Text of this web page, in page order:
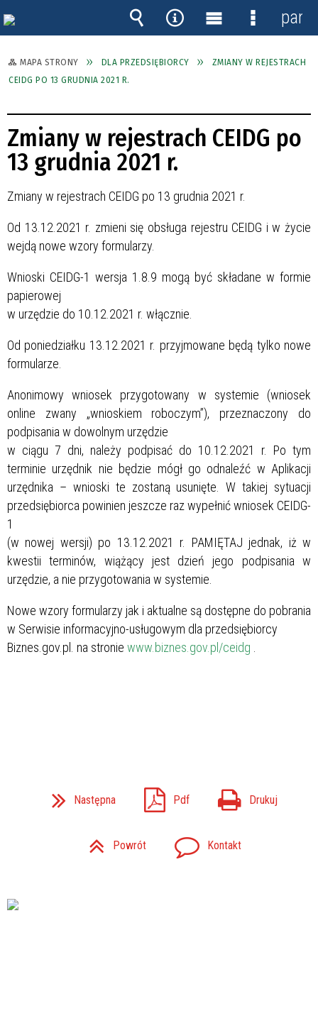
MAPA STRONY DLA PRZEDSIĘBIORCY
ZMIANY W REJESTRACH
CEIDG PO 13 GRUDNIA 2021 R.
Zmiany w rejestrach CEIDG po
13 grudnia 2021 r.
Zmiany w rejestrach CEIDG po 13 grudnia 2021 r.
Od 13.12.2021 r. zmieni się obsługa rejestru CEIDG i w życie
wejdą nowe wzory formularzy.
Wnioski CEIDG-1 wersja 1.8.9 mogą być składane w formie
papierowej
w urzędzie do 10.12.2021 r. włącznie.
Od poniedziałku 13.12.2021 r. przyjmowane będą tylko nowe
formularze.
Anonimowy wniosek przygotowany w systemie (wniosek
online zwany „wnioskiem roboczym”), przeznaczony do
podpisania w dowolnym urzędzie
w ciągu 7 dni, należy podpisać do 10.12.2021 r. Po tym
terminie urzędnik nie będzie mógł go odnaleźć w Aplikacji
urzędnika – wnioski te zostaną usunięte. W takiej sytuacji
przedsiębiorca powinien jeszcze raz wypełnić wniosek CEIDG-
1
(w nowej wersji) po 13.12.2021 r. PAMIĘTAJ jednak, iż w
kwestii terminów, wiążący jest dzień jego podpisania w
urzędzie, a nie przygotowania w systemie.
Nowe wzory formularzy jak i aktualne są dostępne do pobrania
w Serwisie informacyjno-usługowym dla przedsiębiorcy
Biznes.gov.pl. na stronie www.biznes.gov.pl/ceidg
Następna Pdf Drukuj
Powrót Kontakt
Wyszukiwarka
Narzędzia
Menu
główne
Menu
panel